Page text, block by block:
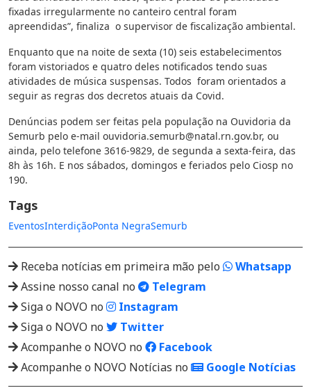
fixadas irregularmente no canteiro central foram
apreendidas”, finaliza o supervisor de fiscalização ambiental.
Enquanto que na noite de sexta (10) seis estabelecimentos
foram vistoriados e quatro deles notificados tendo suas
atividades de música suspensas. Todos foram orientados a
seguir as regras dos decretos atuais da Covid.
Denúncias podem ser feitas pela população na Ouvidoria da
Semurb pelo e-mail ouvidoria.semurb@natal.rn.gov.br, ou
ainda, pelo telefone 3616-9829, de segunda a sexta-feira, das
8h às 16h. E nos sábados, domingos e feriados pelo Ciosp no
190.
Tags
EventosInterdiçãoPonta NegraSemurb
Receba notícias em primeira mão pelo
Whatsapp
Assine nosso canal no
Telegram
Siga o NOVO no
Instagram
Siga o NOVO no
Twitter
Acompanhe o NOVO no
Facebook
Acompanhe o NOVO Notícias no
Google Notícias